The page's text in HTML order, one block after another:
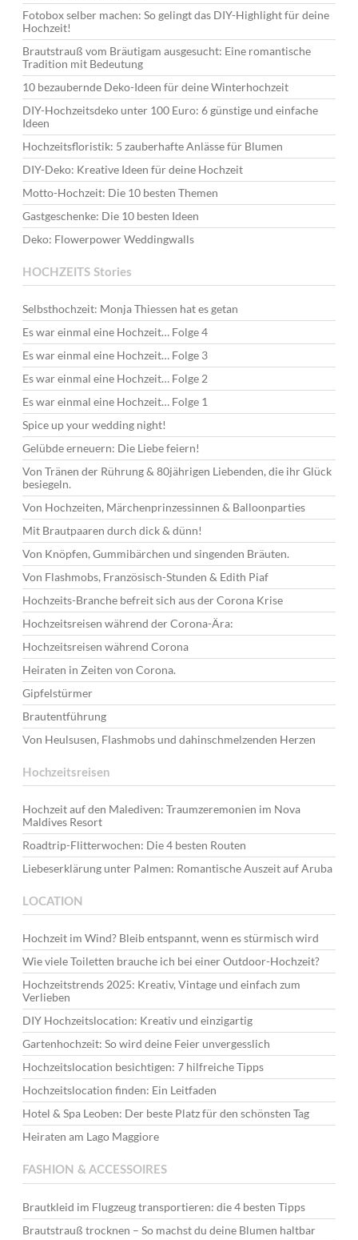
Fotobox selber machen: So gelingt das DIY-Highlight für deine
Hochzeit!
Brautstrauß vom Bräutigam ausgesucht: Eine romantische
Tradition mit Bedeutung
10 bezaubernde Deko-Ideen für deine Winterhochzeit
DIY-Hochzeitsdeko unter 100 Euro: 6 günstige und einfache
Ideen
Hochzeitsfloristik: 5 zauberhafte Anlässe für Blumen
DIY-Deko: Kreative Ideen für deine Hochzeit
Motto-Hochzeit: Die 10 besten Themen
Gastgeschenke: Die 10 besten Ideen
Deko: Flowerpower Weddingwalls
HOCHZEITS Stories
Selbsthochzeit: Monja Thiessen hat es getan
Es war einmal eine Hochzeit… Folge 4
Es war einmal eine Hochzeit… Folge 3
Es war einmal eine Hochzeit… Folge 2
Es war einmal eine Hochzeit… Folge 1
Spice up your wedding night!
Gelübde erneuern: Die Liebe feiern!
Von Tränen der Rührung & 80jährigen Liebenden, die ihr Glück
besiegeln.
Von Hochzeiten, Märchenprinzessinnen & Balloonparties
Mit Brautpaaren durch dick & dünn!
Von Knöpfen, Gummibärchen und singenden Bräuten.
Von Flashmobs, Französisch-Stunden & Edith Piaf
Hochzeits-Branche befreit sich aus der Corona Krise
Hochzeitsreisen während der Corona-Ära:
Hochzeitsreisen während Corona
Heiraten in Zeiten von Corona.
Gipfelstürmer
Brautentführung
Von Heulsusen, Flashmobs und dahinschmelzenden Herzen
Hochzeitsreisen
Hochzeit auf den Malediven: Traumzeremonien im Nova
Maldives Resort
Roadtrip-Flitterwochen: Die 4 besten Routen
Liebeserklärung unter Palmen: Romantische Auszeit auf Aruba
LOCATION
Hochzeit im Wind? Bleib entspannt, wenn es stürmisch wird
Wie viele Toiletten brauche ich bei einer Outdoor-Hochzeit?
Hochzeitstrends 2025: Kreativ, Vintage und einfach zum
Verlieben
DIY Hochzeitslocation: Kreativ und einzigartig
Gartenhochzeit: So wird deine Feier unvergesslich
Hochzeitslocation besichtigen: 7 hilfreiche Tipps
Hochzeitslocation finden: Ein Leitfaden
Hotel & Spa Leoben: Der beste Platz für den schönsten Tag
Heiraten am Lago Maggiore
FASHION & ACCESSOIRES
Brautkleid im Flugzeug transportieren: die 4 besten Tipps
Brautstrauß trocknen – So machst du deine Blumen haltbar